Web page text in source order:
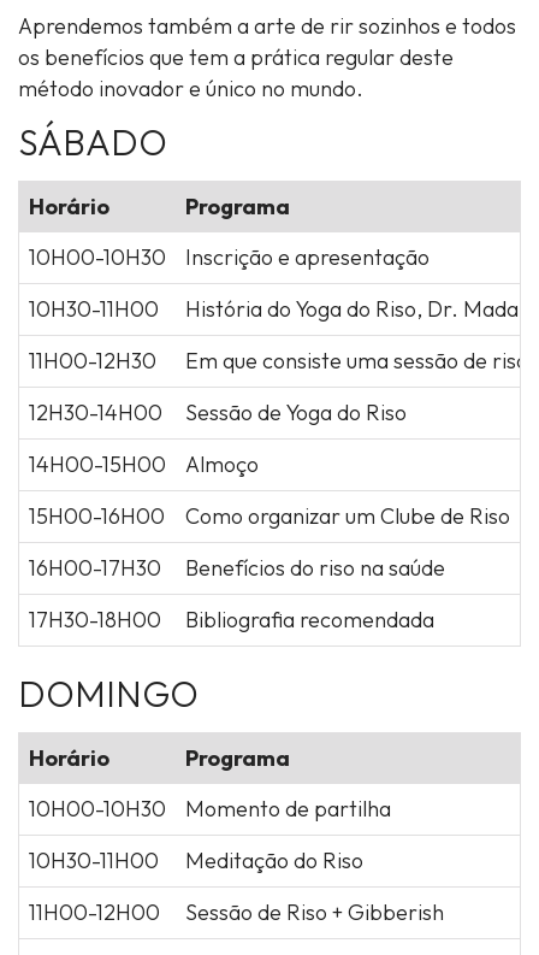
Aprendemos também a arte de rir sozinhos e todos
os benefícios que tem a prática regular deste
método inovador e único no mundo.
SÁBADO
Horário
Programa
10H00-10H30
Inscrição e apresentação
10H30-11H00
História do Yoga do Riso, Dr.
11H00-12H30
Em que consiste uma sessão de riso
12H30-14H00
Sessão de Yoga do Riso
14H00-15H00
Almoço
15H00-16H00
Como organizar um Clube de Riso
16H00-17H30
Benefícios do riso na saúde
17H30-18H00
Bibliografia recomendada
DOMINGO
Horário
Programa
10H00-10H30
Momento de partilha
10H30-11H00
Meditação do Riso
11H00-12H00
Sessão de Riso + Gibberish